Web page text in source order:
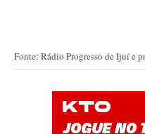
Fonte: Rádio Progresso de Ijuí e